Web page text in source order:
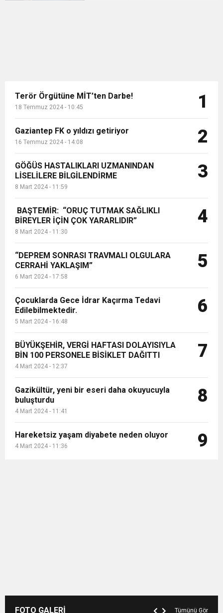
Terör Örgütüne MİT’ten Darbe!
18 Temmuz 2024 - 10:45 1
Gaziantep FK o yıldızı getiriyor
16 Temmuz 2024 - 14:08 2
GÖĞÜS HASTALIKLARI UZMANINDAN
LİSELİLERE BİLGİLENDİRME
8 Mart 2024 - 11:59
3
BAŞTEMİR: “ORUÇ TUTMAK SAĞLIKLI
BİREYLER İÇİN ÇOK YARARLIDIR”
8 Mart 2024 - 11:30
4
“DEPREM SONRASI TRAVMALI OLGULARA
CERRAHİ YAKLAŞIM”
6 Mart 2024 - 17:58
5
Çocuklarda Gece İdrar Kaçırma Tedavi
Edilebilmektedir.
5 Mart 2024 - 16:48
6
BÜYÜKŞEHİR, VERGİ HAFTASI DOLAYISIYLA
BİN 100 PERSONELE BİSİKLET DAĞITTI
4 Mart 2024 - 12:37
7
Gazikültür, yeni bir eseri daha okuyucuyla
buluşturdu
4 Mart 2024 - 11:41
8
Hareketsiz yaşam diyabete neden oluyor
4 Mart 2024 - 11:36 9
FOTO GALERİ Tümünü Gör